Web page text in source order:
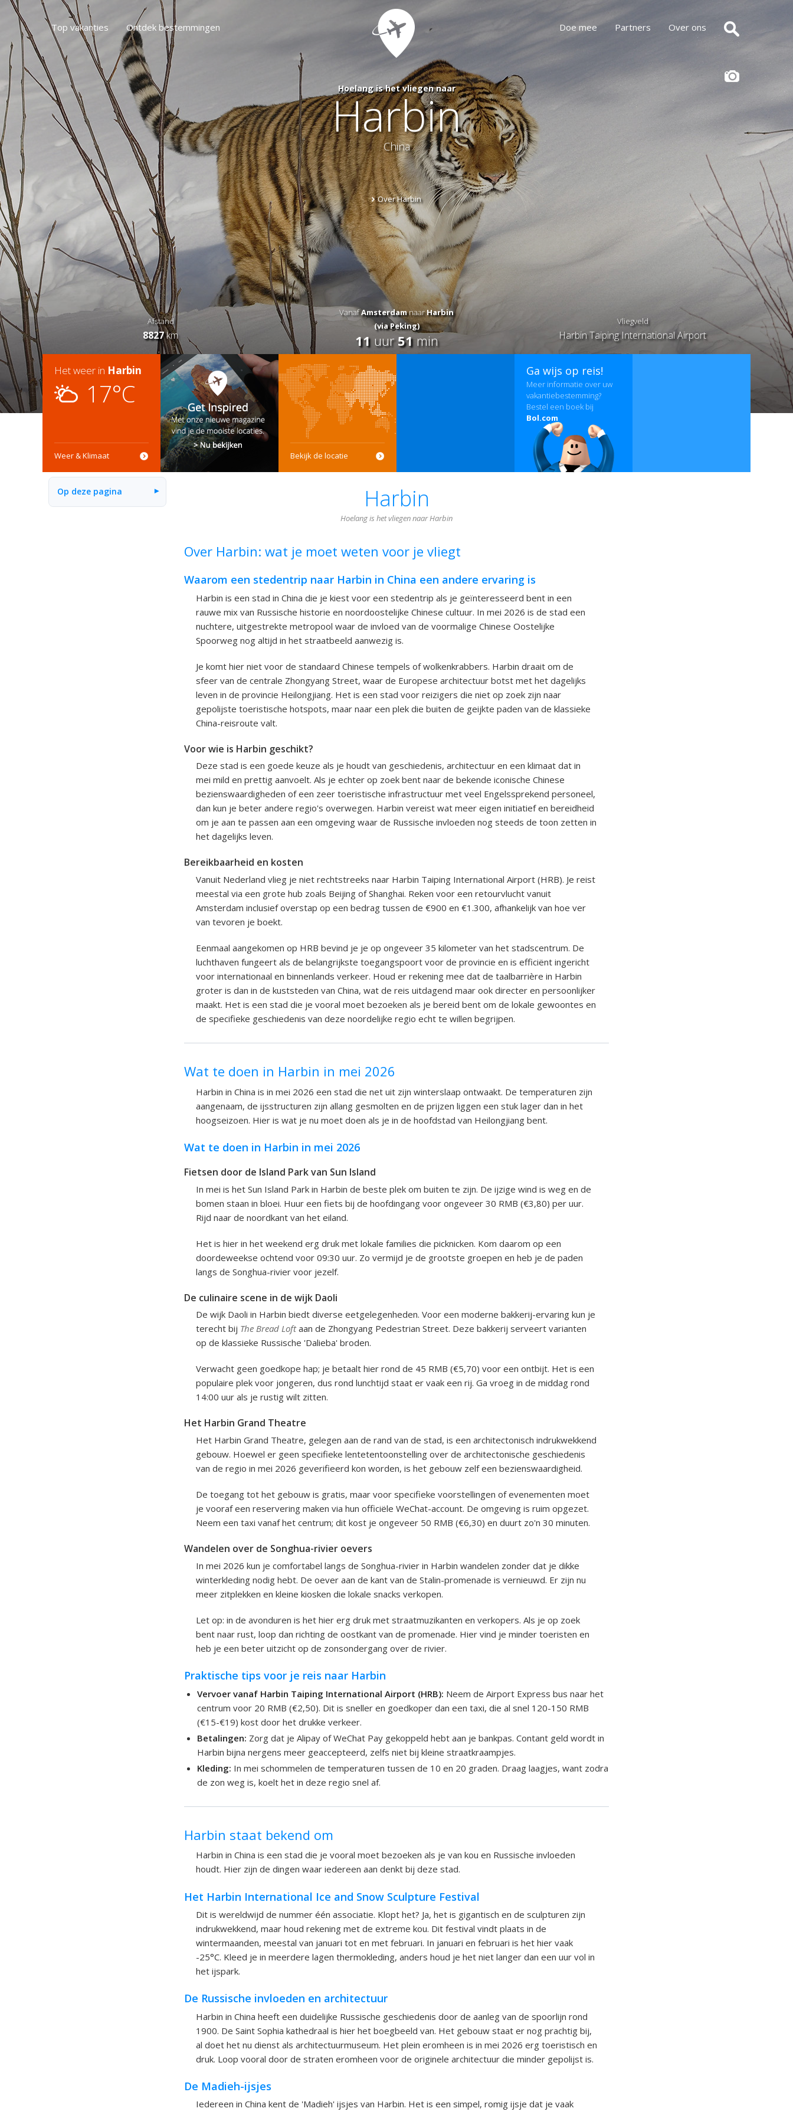
Top vakanties Ontdek bestemmingen Doe mee Partners Over ons
Hoelang is het vliegen naar
Harbin
China
Over Harbin
Afstand
8827km
VanafAmsterdamnaarHarbin
(via Peking)
11uur51min
Vliegveld
Harbin Taiping International Airport
Het weer in Harbin
17°C
Weer & Klimaat Bekijk de locatie
Ga wijs op reis!
Meer informatie over uw
vakantiebestemming?
Bestel een boek bij
Bol.com
Op deze pagina ▾ Harbin
Hoelang is het vliegen naar Harbin
Over Harbin: wat je moet weten voor je vliegt
Waarom een stedentrip naar Harbin in China een andere ervaring is
Harbin is een stad in China die je kiest voor een stedentrip als je geïnteresseerd bent in een
rauwe mix van Russische historie en noordoostelijke Chinese cultuur. In mei 2026 is de stad een
nuchtere, uitgestrekte metropool waar de invloed van de voormalige Chinese Oostelijke
Spoorweg nog altijd in het straatbeeld aanwezig is.
Je komt hier niet voor de standaard Chinese tempels of wolkenkrabbers. Harbin draait om de
sfeer van de centrale Zhongyang Street, waar de Europese architectuur botst met het dagelijks
leven in de provincie Heilongjiang. Het is een stad voor reizigers die niet op zoek zijn naar
gepolijste toeristische hotspots, maar naar een plek die buiten de geijkte paden van de klassieke
China-reisroute valt.
Voor wie is Harbin geschikt?
Deze stad is een goede keuze als je houdt van geschiedenis, architectuur en een klimaat dat in
mei mild en prettig aanvoelt. Als je echter op zoek bent naar de bekende iconische Chinese
bezienswaardigheden of een zeer toeristische infrastructuur met veel Engelssprekend personeel,
dan kun je beter andere regio's overwegen. Harbin vereist wat meer eigen initiatief en bereidheid
om je aan te passen aan een omgeving waar de Russische invloeden nog steeds de toon zetten in
het dagelijks leven.
Bereikbaarheid en kosten
Vanuit Nederland vlieg je niet rechtstreeks naar Harbin Taiping International Airport (HRB). Je reist
meestal via een grote hub zoals Beijing of Shanghai. Reken voor een retourvlucht vanuit
Amsterdam inclusief overstap op een bedrag tussen de €900 en €1.300, afhankelijk van hoe ver
van tevoren je boekt.
Eenmaal aangekomen op HRB bevind je je op ongeveer 35 kilometer van het stadscentrum. De
luchthaven fungeert als de belangrijkste toegangspoort voor de provincie en is efficiënt ingericht
voor internationaal en binnenlands verkeer. Houd er rekening mee dat de taalbarrière in Harbin
groter is dan in de kuststeden van China, wat de reis uitdagend maar ook directer en persoonlijker
maakt. Het is een stad die je vooral moet bezoeken als je bereid bent om de lokale gewoontes en
de specifieke geschiedenis van deze noordelijke regio echt te willen begrijpen.
Wat te doen in Harbin in mei 2026
Harbin in China is in mei 2026 een stad die net uit zijn winterslaap ontwaakt. De temperaturen zijn
aangenaam, de ijsstructuren zijn allang gesmolten en de prijzen liggen een stuk lager dan in het
hoogseizoen. Hier is wat je nu moet doen als je in de hoofdstad van Heilongjiang bent.
Wat te doen in Harbin in mei 2026
Fietsen door de Island Park van Sun Island
In mei is het Sun Island Park in Harbin de beste plek om buiten te zijn. De ijzige wind is weg en de
bomen staan in bloei. Huur een fiets bij de hoofdingang voor ongeveer 30 RMB (€3,80) per uur.
Rijd naar de noordkant van het eiland.
Het is hier in het weekend erg druk met lokale families die picknicken. Kom daarom op een
doordeweekse ochtend voor 09:30 uur. Zo vermijd je de grootste groepen en heb je de paden
langs de Songhua-rivier voor jezelf.
De culinaire scene in de wijk Daoli
De wijk Daoli in Harbin biedt diverse eetgelegenheden. Voor een moderne bakkerij-ervaring kun je
terecht bij The Bread Loftaan de Zhongyang Pedestrian Street. Deze bakkerij serveert varianten
op de klassieke Russische 'Dalieba' broden.
Verwacht geen goedkope hap; je betaalt hier rond de 45 RMB (€5,70) voor een ontbijt. Het is een
populaire plek voor jongeren, dus rond lunchtijd staat er vaak een rij. Ga vroeg in de middag rond
14:00 uur als je rustig wilt zitten.
Het Harbin Grand Theatre
Het Harbin Grand Theatre, gelegen aan de rand van de stad, is een architectonisch indrukwekkend
gebouw. Hoewel er geen specifieke lentetentoonstelling over de architectonische geschiedenis
van de regio in mei 2026 geverifieerd kon worden, is het gebouw zelf een bezienswaardigheid.
De toegang tot het gebouw is gratis, maar voor specifieke voorstellingen of evenementen moet
je vooraf een reservering maken via hun officiële WeChat-account. De omgeving is ruim opgezet.
Neem een taxi vanaf het centrum; dit kost je ongeveer 50 RMB (€6,30) en duurt zo'n 30 minuten.
Wandelen over de Songhua-rivier oevers
In mei 2026 kun je comfortabel langs de Songhua-rivier in Harbin wandelen zonder dat je dikke
winterkleding nodig hebt. De oever aan de kant van de Stalin-promenade is vernieuwd. Er zijn nu
meer zitplekken en kleine kiosken die lokale snacks verkopen.
Let op: in de avonduren is het hier erg druk met straatmuzikanten en verkopers. Als je op zoek
bent naar rust, loop dan richting de oostkant van de promenade. Hier vind je minder toeristen en
heb je een beter uitzicht op de zonsondergang over de rivier.
Praktische tips voor je reis naar Harbin
Vervoer vanaf Harbin Taiping International Airport (HRB): Neem de Airport Express bus naar het
centrum voor 20 RMB (€2,50). Dit is sneller en goedkoper dan een taxi, die al snel 120-150 RMB
(€15-€19) kost door het drukke verkeer.
Betalingen: Zorg dat je Alipay of WeChat Pay gekoppeld hebt aan je bankpas. Contant geld wordt in
Harbin bijna nergens meer geaccepteerd, zelfs niet bij kleine straatkraampjes.
Kleding: In mei schommelen de temperaturen tussen de 10 en 20 graden. Draag laagjes, want zodra
de zon weg is, koelt het in deze regio snel af.
Harbin staat bekend om
Harbin in China is een stad die je vooral moet bezoeken als je van kou en Russische invloeden
houdt. Hier zijn de dingen waar iedereen aan denkt bij deze stad.
Het Harbin International Ice and Snow Sculpture Festival
Dit is wereldwijd de nummer één associatie. Klopt het? Ja, het is gigantisch en de sculpturen zijn
indrukwekkend, maar houd rekening met de extreme kou. Dit festival vindt plaats in de
wintermaanden, meestal van januari tot en met februari. In januari en februari is het hier vaak
-25°C. Kleed je in meerdere lagen thermokleding, anders houd je het niet langer dan een uur vol in
het ijspark.
De Russische invloeden en architectuur
Harbin in China heeft een duidelijke Russische geschiedenis door de aanleg van de spoorlijn rond
1900. De Saint Sophia kathedraal is hier het boegbeeld van. Het gebouw staat er nog prachtig bij,
al doet het nu dienst als architectuurmuseum. Het plein eromheen is in mei 2026 erg toeristisch en
druk. Loop vooral door de straten eromheen voor de originele architectuur die minder gepolijst is.
De Madieh-ijsjes
Iedereen in China kent de 'Madieh' ijsjes van Harbin. Het is een simpel, romig ijsje dat je vaak